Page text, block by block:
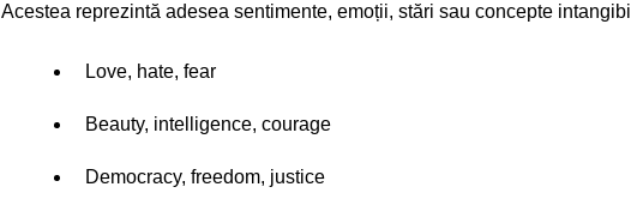
Acestea reprezintă adesea sentimente, emoții, stări sau concepte
Love, hate, fear
Beauty, intelligence, courage
Democracy, freedom, justice